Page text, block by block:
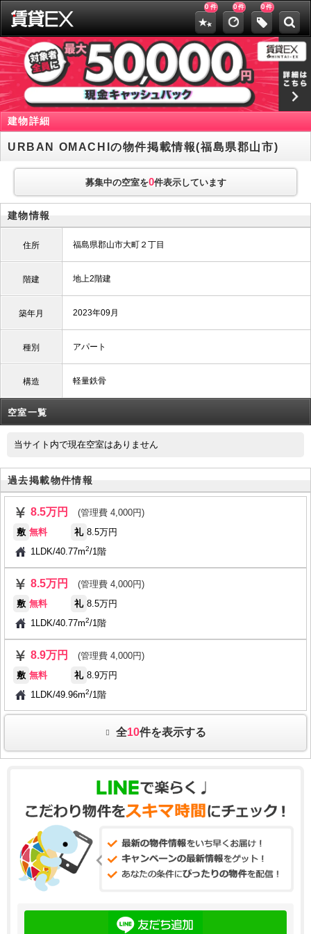
0 件 0件 0件
建物詳細
URBAN OMACHIの物件掲載情報(福島県郡山市)
募集中の空室を0件表示しています
建物情報
住所 福島県郡山市大町２丁目
階建 地上2階建
築年月 2023年09月
種別 アパート
構造 軽量鉄骨
空室一覧
当サイト内で現在空室はありません
過去掲載物件情報
8.5万円
(管理費 4,000円)
敷 無料 礼 8.5万円
1LDK/40.77m2/1階
8.5万円
(管理費 4,000円)
敷 無料 礼 8.5万円
1LDK/40.77m2/1階
8.9万円
(管理費 4,000円)
敷 無料 礼 8.9万円
1LDK/49.96m2/1階
全10件を表示する